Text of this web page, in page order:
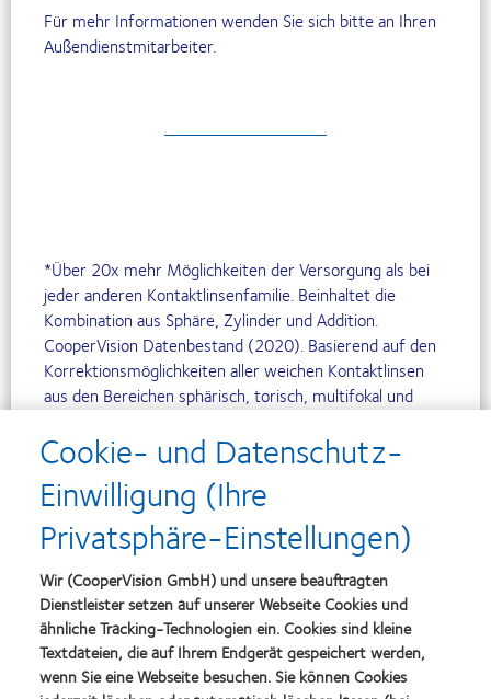
Für mehr Informationen wenden Sie sich bitte an Ihren
Außendienstmitarbeiter.
*Über 20x mehr Möglichkeiten der Versorgung als bei
jeder anderen Kontaktlinsenfamilie. Beinhaltet die
Kombination aus Sphäre, Zylinder und Addition.
CooperVision Datenbestand (2020). Basierend auf den
Korrektionsmöglichkeiten aller weichen Kontaktlinsen
aus den Bereichen sphärisch, torisch, multifokal und
sind und von den vier Hauptherstellern in
Großbritannien, Deutschland, Italien und Frankreich als
Lager- oder Made-to-order-Linsen angeboten werden.
Kosmetische und photochromatische Kontaktlinsen sind
nicht enthalten. Mehrere Basiskurvenvarianten sind
nicht berücksichtigt.
1. Momeni-Moghaddam H, Naroo SA, Askarizadeh F,
Tahmasebi F. Comparison of fitting of the different soft
toric contact lenses. Cont Lens Anterior Eye.
Cookie- und Datenschutz-
Einwilligung (Ihre
Privatsphäre-Einstellungen)
Wir (CooperVision GmbH) und unsere beauftragten
Dienstleister setzen auf unserer Webseite Cookies und
ähnliche Tracking-Technologien ein. Cookies sind kleine
Textdateien, die auf Ihrem Endgerät gespeichert werden,
wenn Sie eine Webseite besuchen. Sie können Cookies